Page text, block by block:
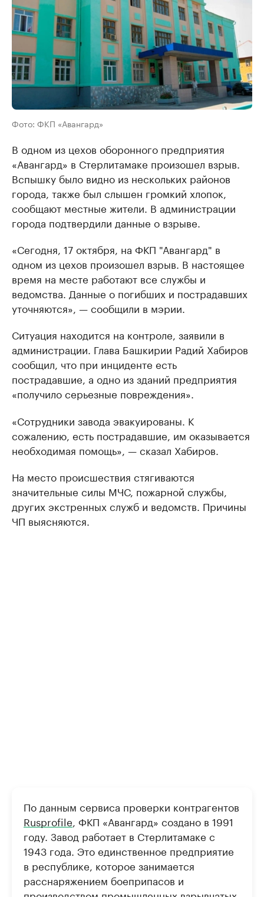
Фото: ФКП «Авангард»
В одном из цехов оборонного предприятия
«Авангард» в Стерлитамаке произошел взрыв.
Вспышку было видно из нескольких районов
города, также был слышен громкий хлопок,
сообщают местные жители. В администрации
города подтвердили данные о взрыве.
«Сегодня, 17 октября, на ФКП "Авангард" в
одном из цехов произошел взрыв. В настоящее
время на месте работают все службы и
ведомства. Данные о погибших и пострадавших
уточняются», — сообщили в мэрии.
Ситуация находится на контроле, заявили в
администрации. Глава Башкирии Радий Хабиров
сообщил, что при инциденте есть
пострадавшие, а одно из зданий предприятия
«получило серьезные повреждения».
«Сотрудники завода эвакуированы. К
сожалению, есть пострадавшие, им оказывается
необходимая помощь», — сказал Хабиров.
На место происшествия стягиваются
значительные силы МЧС, пожарной службы,
других экстренных служб и ведомств. Причины
ЧП выясняются.
По данным сервиса проверки контрагентов
Rusprofile, ФКП «Авангард» создано в 1991
году. Завод работает в Стерлитамаке с
1943 года. Это единственное предприятие
в республике, которое занимается
расснаряжением боеприпасов и